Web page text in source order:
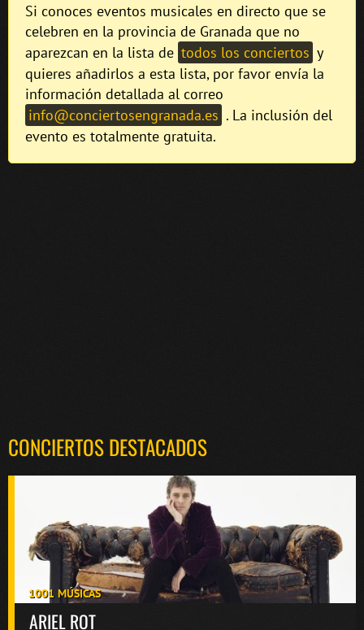
Si conoces eventos musicales en directo que se
celebren en la provincia de Granada que no
aparezcan en la lista de todos los conciertos y
quieres añadirlos a esta lista, por favor envía la
información detallada al correo
info@conciertosengranada.es . La inclusión del
evento es totalmente gratuita.
CONCIERTOS DESTACADOS
1001 MÚSICAS
ARIEL ROT